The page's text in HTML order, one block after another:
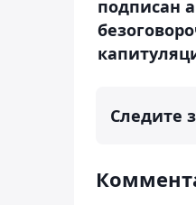
подписан
Следите